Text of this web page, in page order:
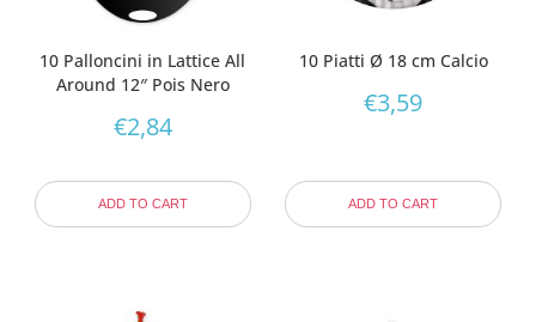
10 Palloncini in Lattice All
Around 12″ Pois Nero
€2,84
ADD TO CART
10 Piatti Ø 18 cm Calcio
€3,59
ADD TO CART